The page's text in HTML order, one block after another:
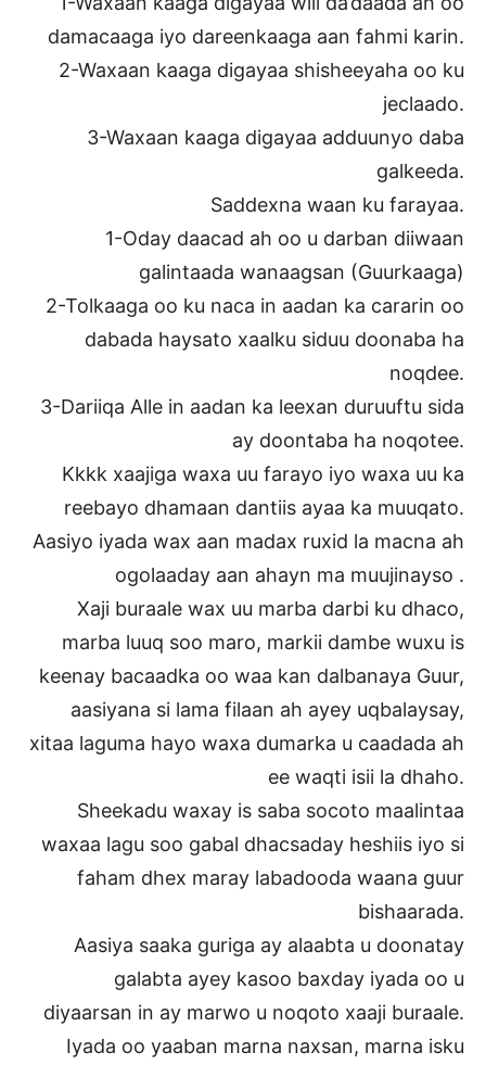
damacaaga iyo dareenkaaga aan fahmi karin.
2-Waxaan kaaga digayaa shisheeyaha oo ku
jeclaado.
3-Waxaan kaaga digayaa adduunyo daba
galkeeda.
Saddexna waan ku farayaa.
1-Oday daacad ah oo u darban diiwaan
galintaada wanaagsan (Guurkaaga)
2-Tolkaaga oo ku naca in aadan ka cararin oo
dabada haysato xaalku siduu doonaba ha
noqdee.
3-Dariiqa Alle in aadan ka leexan duruuftu sida
ay doontaba ha noqotee.
Kkkk xaajiga waxa uu farayo iyo waxa uu ka
reebayo dhamaan dantiis ayaa ka muuqato.
Aasiyo iyada wax aan madax ruxid la macna ah
ogolaaday aan ahayn ma muujinayso .
Xaji buraale wax uu marba darbi ku dhaco,
marba luuq soo maro, markii dambe wuxu is
keenay bacaadka oo waa kan dalbanaya Guur,
aasiyana si lama filaan ah ayey uqbalaysay,
xitaa laguma hayo waxa dumarka u caadada ah
ee waqti isii la dhaho.
Sheekadu waxay is saba socoto maalintaa
waxaa lagu soo gabal dhacsaday heshiis iyo si
faham dhex maray labadooda waana guur
bishaarada.
Aasiya saaka guriga ay alaabta u doonatay
galabta ayey kasoo baxday iyada oo u
diyaarsan in ay marwo u noqoto xaaji buraale.
Iyada oo yaaban marna naxsan, marna isku